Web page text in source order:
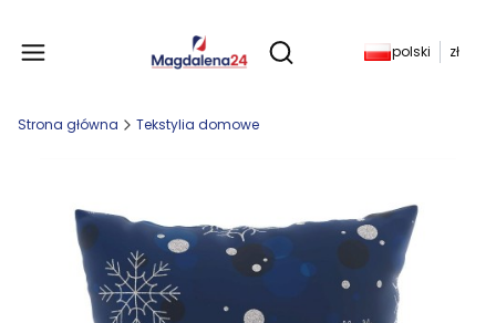
Otwórz wyszukiwarkę
Produkty w
polski zł
Strona główna Tekstylia domowe